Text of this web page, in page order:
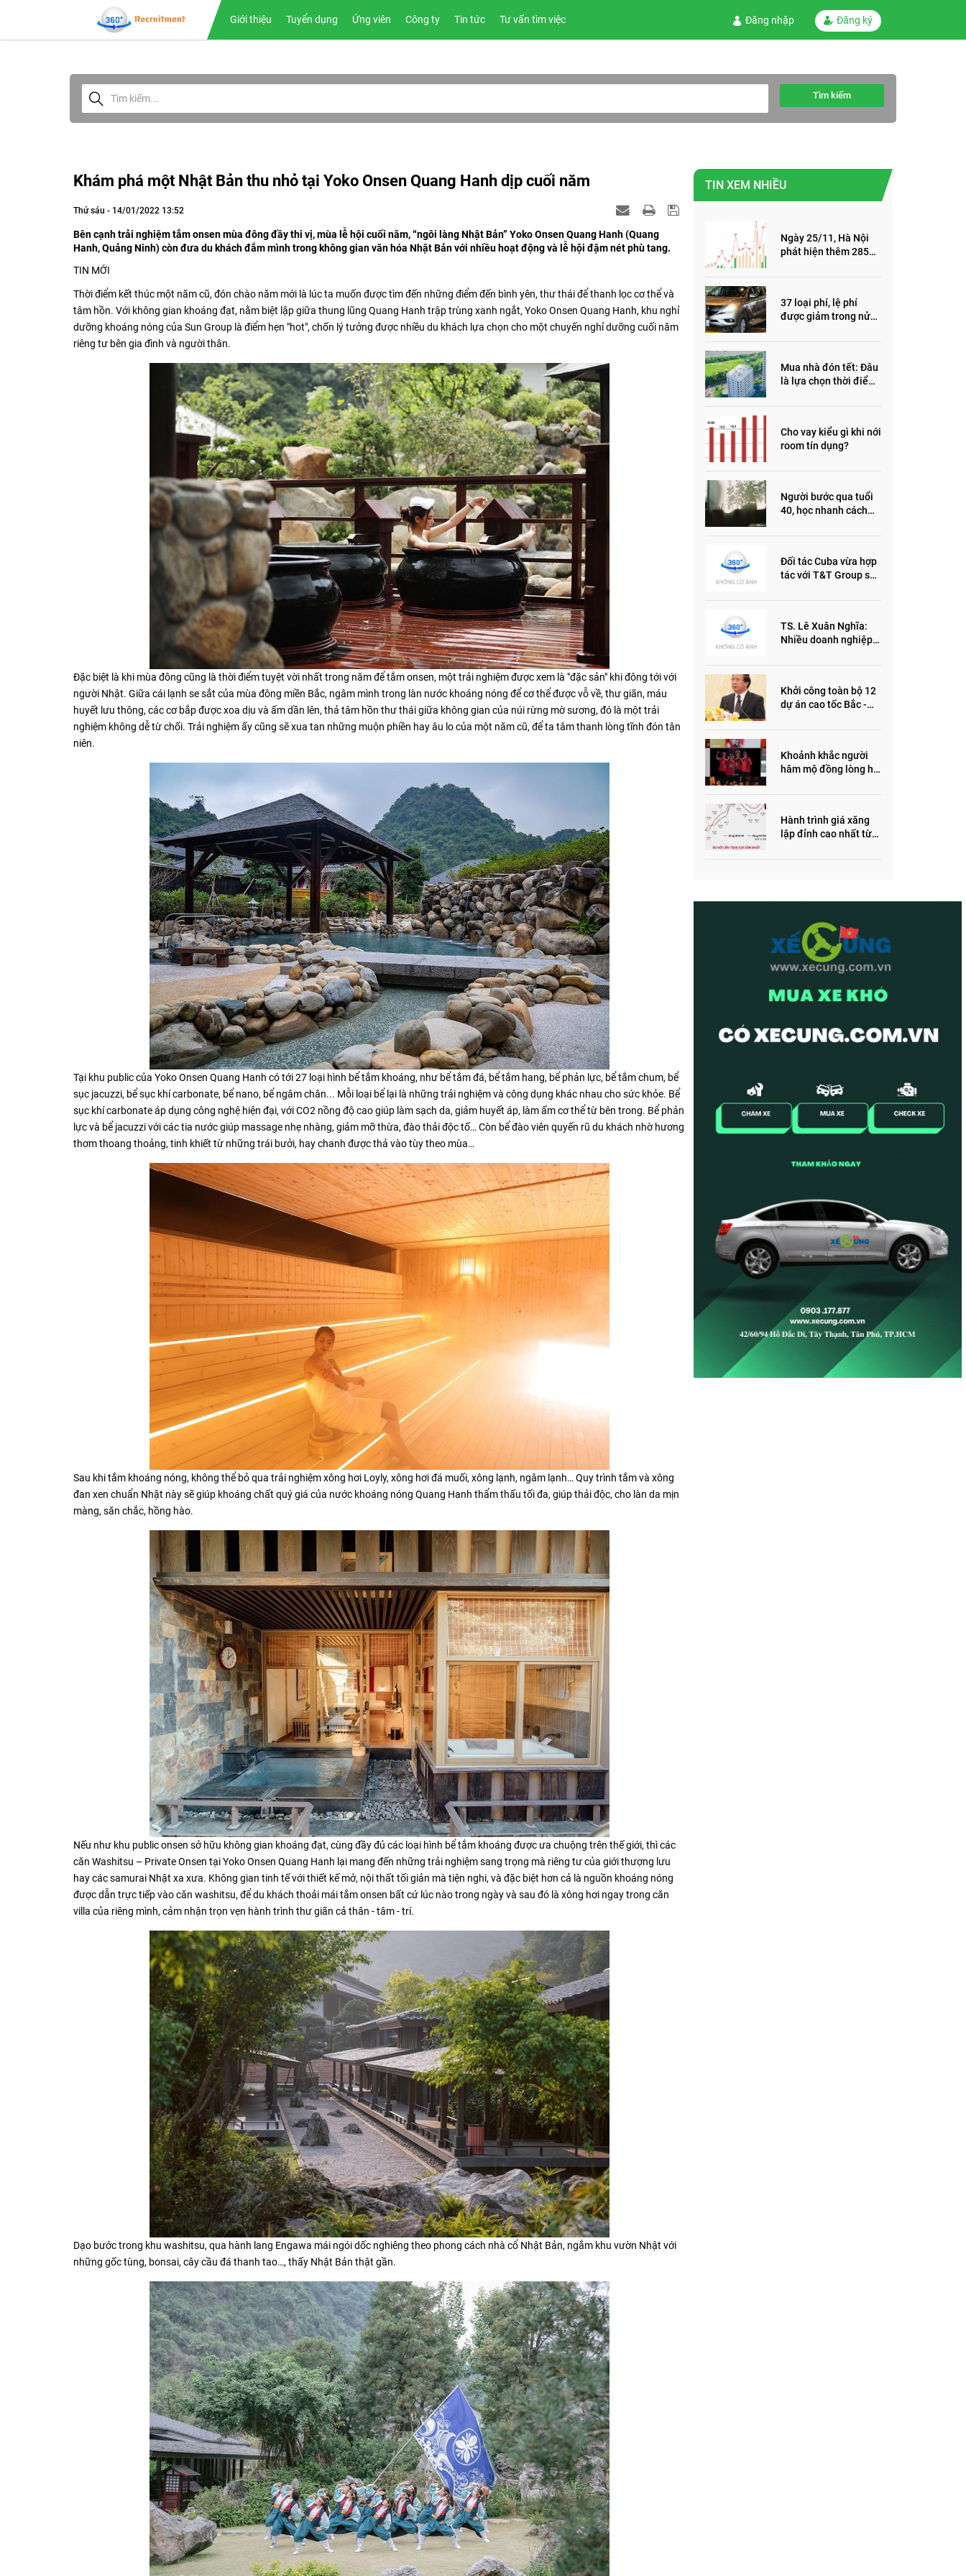
Giới thiệu Tuyển dụng Ứng viên Công ty Tin tức Tư vấn tìm việc Đăng nhập Đăng ký
Tìm kiếm
Khám phá một Nhật Bản thu nhỏ tại Yoko Onsen Quang Hanh dịp cuối năm
Thứ sáu - 14/01/2022 13:52
Bên cạnh trải nghiệm tắm onsen mùa đông đầy thi vị, mùa lễ hội cuối năm, “ngôi làng Nhật Bản” Yoko Onsen Quang Hanh (Quang
Hanh, Quảng Ninh) còn đưa du khách đắm mình trong không gian văn hóa Nhật Bản với nhiều hoạt động và lễ hội đậm nét phù tang.
TIN MỚI
Thời điểm kết thúc một năm cũ, đón chào năm mới là lúc ta muốn được tìm đến những điểm đến bình yên, thư thái để thanh lọc cơ thể và
tâm hồn. Với không gian khoáng đạt, nằm biệt lập giữa thung lũng Quang Hanh trập trùng xanh ngắt, Yoko Onsen Quang Hanh, khu nghỉ
dưỡng khoáng nóng của Sun Group là điểm hẹn "hot", chốn lý tưởng được nhiều du khách lựa chọn cho một chuyến nghỉ dưỡng cuối năm
riêng tư bên gia đình và người thân.
Đặc biệt là khi mùa đông cũng là thời điểm tuyệt vời nhất trong năm để tắm onsen, một trải nghiệm được xem là "đặc sản" khi đông tới với
người Nhật. Giữa cái lạnh se sắt của mùa đông miền Bắc, ngâm mình trong làn nước khoáng nóng để cơ thể được vỗ về, thư giãn, máu
huyết lưu thông, các cơ bắp được xoa dịu và ấm dần lên, thả tâm hồn thư thái giữa không gian của núi rừng mờ sương, đó là một trải
nghiệm không dễ từ chối. Trải nghiệm ấy cũng sẽ xua tan những muộn phiền hay âu lo của một năm cũ, để ta tâm thanh lòng tĩnh đón tân
niên.
Tại khu public của Yoko Onsen Quang Hanh có tới 27 loại hình bể tắm khoáng, như bể tắm đá, bể tắm hang, bể phản lực, bể tắm chum, bể
sục jacuzzi, bể sục khí carbonate, bể nano, bể ngâm chân... Mỗi loại bể lại là những trải nghiệm và công dụng khác nhau cho sức khỏe. Bể
sục khí carbonate áp dụng công nghệ hiện đại, với CO2 nồng độ cao giúp làm sạch da, giảm huyết áp, làm ấm cơ thể từ bên trong. Bể phản
lực và bể jacuzzi với các tia nước giúp massage nhẹ nhàng, giảm mỡ thừa, đào thải độc tố… Còn bể đào viên quyến rũ du khách nhờ hương
thơm thoang thoảng, tinh khiết từ những trái bưởi, hay chanh được thả vào tùy theo mùa…
Sau khi tắm khoáng nóng, không thể bỏ qua trải nghiệm xông hơi Loyly, xông hơi đá muối, xông lạnh, ngâm lạnh… Quy trình tắm và xông
đan xen chuẩn Nhật này sẽ giúp khoáng chất quý giá của nước khoáng nóng Quang Hanh thẩm thấu tối đa, giúp thải độc, cho làn da mịn
màng, săn chắc, hồng hào.
Nếu như khu public onsen sở hữu không gian khoáng đạt, cùng đầy đủ các loại hình bể tắm khoáng được ưa chuộng trên thế giới, thì các
căn Washitsu – Private Onsen tại Yoko Onsen Quang Hanh lại mang đến những trải nghiệm sang trọng mà riêng tư của giới thượng lưu
hay các samurai Nhật xa xưa. Không gian tinh tế với thiết kế mở, nội thất tối giản mà tiện nghi, và đặc biệt hơn cả là nguồn khoáng nóng
được dẫn trực tiếp vào căn washitsu, để du khách thoải mái tắm onsen bất cứ lúc nào trong ngày và sau đó là xông hơi ngay trong căn
villa của riêng mình, cảm nhận trọn vẹn hành trình thư giãn cả thân - tâm - trí.
Dạo bước trong khu washitsu, qua hành lang Engawa mái ngói dốc nghiêng theo phong cách nhà cổ Nhật Bản, ngắm khu vườn Nhật với
những gốc tùng, bonsai, cây cầu đá thanh tao…, thấy Nhật Bản thật gần.
TIN XEM NHIỀU
Ngày 25/11, Hà Nội
phát hiện thêm 285
37 loại phí, lệ phí
được giảm trong nửa
Mua nhà đón tết: Đâu
là lựa chọn thời điểm
Cho vay kiểu gì khi nới
room tín dụng?
Người bước qua tuổi
40, học nhanh cách
Đối tác Cuba vừa hợp
tác với T&T Group sản
TS. Lê Xuân Nghĩa:
Nhiều doanh nghiệp
Khởi công toàn bộ 12
dự án cao tốc Bắc -
Khoảnh khắc người
hâm mộ đồng lòng hô
Hành trình giá xăng
lập đỉnh cao nhất từ